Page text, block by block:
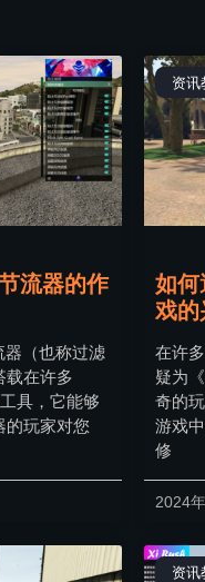
流器的作
器（也称过滤
载在许多
具，它能够
的玩家对您
资讯
如何
戏的
在许
疑为
奇的
游戏
修
2024
资讯